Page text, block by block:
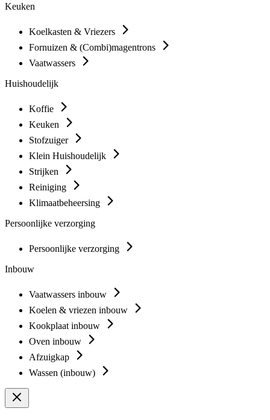
Keuken
Koelkasten & Vriezers
Fornuizen & (Combi)magentrons
Vaatwassers
Huishoudelijk
Koffie
Keuken
Stofzuiger
Klein Huishoudelijk
Strijken
Reiniging
Klimaatbeheersing
Persoonlijke verzorging
Persoonlijke verzorging
Inbouw
Vaatwassers inbouw
Koelen & vriezen inbouw
Kookplaat inbouw
Oven inbouw
Afzuigkap
Wassen (inbouw)